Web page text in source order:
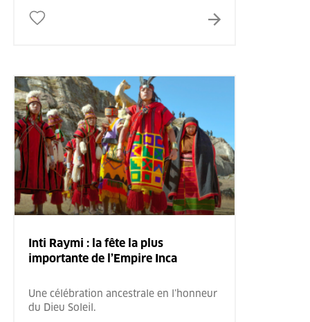
Inti Raymi : la fête la plus
importante de l’Empire Inca
Une célébration ancestrale en l’honneur
du Dieu Soleil.